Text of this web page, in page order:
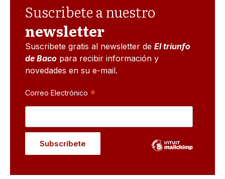
Suscribete a nuestro
newsletter
Suscribete gratis al newsletter de El triunfo
de Baco para recibir información y
novedades en su e-mail.
Correo Electrónico *